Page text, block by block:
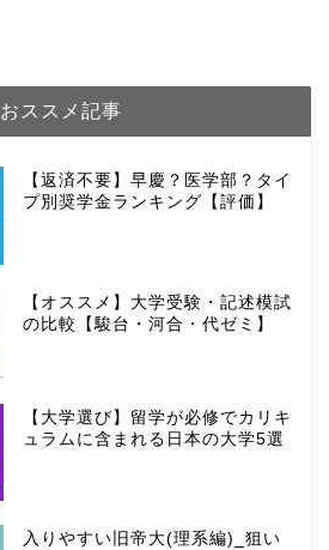
おススメ記事
【返済不要】早慶？医学部？タイ
プ別奨学金ランキング【評価】
【オススメ】大学受験・記述模試
の比較【駿台・河合・代ゼミ】
【大学選び】留学が必修でカリキ
ュラムに含まれる日本の大学5選
入りやすい旧帝大(理系編)_狙い